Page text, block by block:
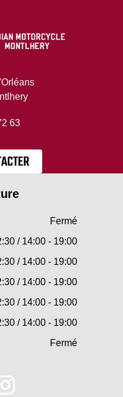
63
Fermé
/ 14:00 - 19:00
/ 14:00 - 19:00
/ 14:00 - 19:00
/ 14:00 - 19:00
/ 14:00 - 19:00
Fermé